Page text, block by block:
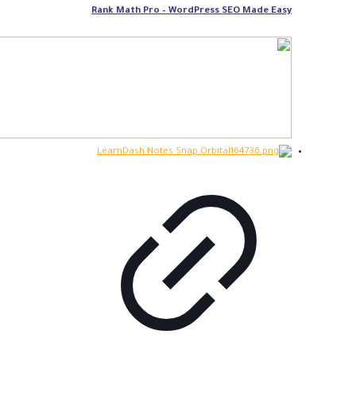
Rank Math Pro – WordPress SEO Made Easy